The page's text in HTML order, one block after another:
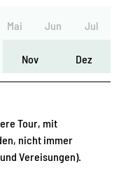
Mai Jun Jul
Nov Dez
Tour, mit
nicht immer
Vereisungen).